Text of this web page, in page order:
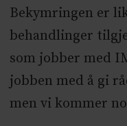
Bekymringen er
behandlinger
som jobber med
jobben med å gi
men vi kommer